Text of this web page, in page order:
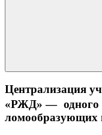
Централизация
«РЖД» — одного
ломообразующих